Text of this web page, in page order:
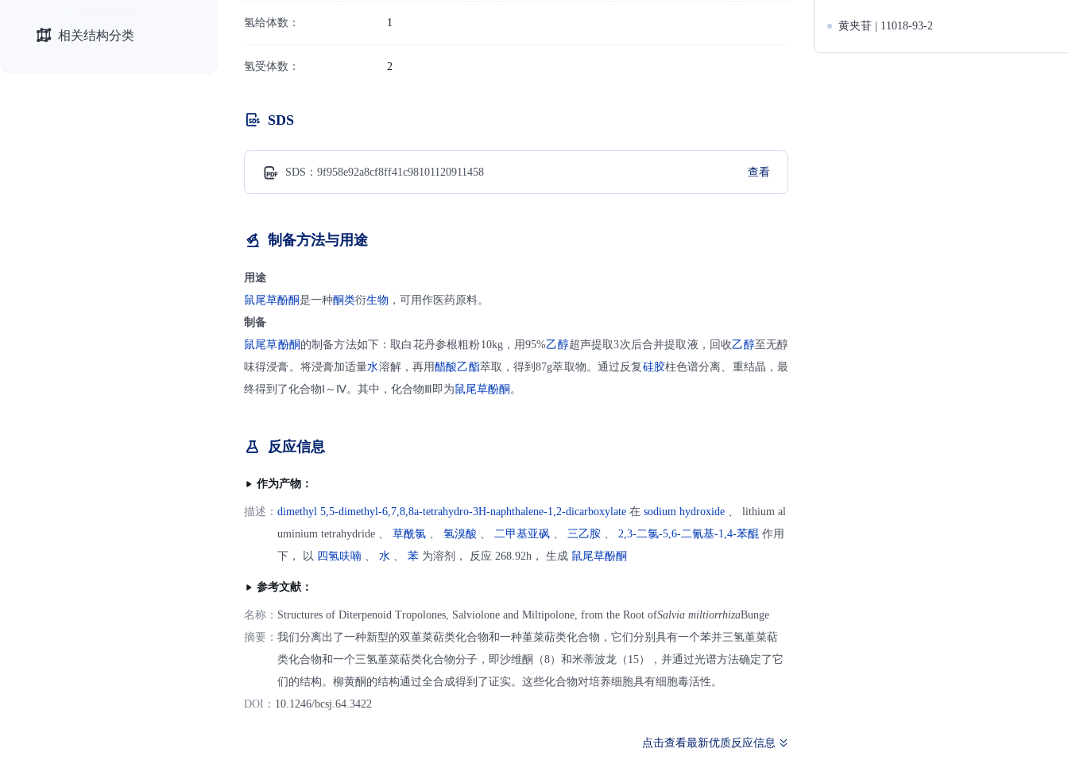
相关结构分类
氢给体数： 1
氢受体数： 2
SDS
SDS：9f958e92a8cf8ff41c98101120911458 查看
制备方法与用途
用途
鼠尾草酚酮是一种酮类衍生物 ，可用作医药原料。
制备
鼠尾草酚酮 的制备方法如下：取白花丹参根粗粉10kg，用95%乙醇超声提取3次后合并提取液，回收乙醇至无醇
味得浸膏。将浸膏加适量水溶解，再用醋酸乙酯萃取，得到87g萃取物。通过反复 硅胶柱色谱分离、重结晶，最
终得到了化合物Ⅰ～Ⅳ。其中，化合物Ⅲ即为鼠尾草酚酮 。
反应信息
作为产物：
描述： dimethyl 5,5-dimethyl-6,7,8,8a-tetrahydro-3H-naphthalene-1,2-dicarboxylate 在 sodium hydroxide 、 lithium al
uminium tetrahydride 、 草酰氯 、 氢溴酸 、 二甲基亚砜 、 三乙胺 、 2,3-二氯-5,6-二氰基-1,4-苯醌 作用
下， 以 四氢呋喃 、 水 、 苯 为溶剂， 反应 268.92h， 生成 鼠尾草酚酮
参考文献：
名称： Structures of Diterpenoid Tropolones, Salviolone and Miltipolone, from the Root ofSalvia miltiorrhizaBunge
摘要： 我们分离出了一种新型的双堇菜萜类化合物和一种堇菜萜类化合物，它们分别具有一个苯并三氢堇菜萜
类化合物和一个三氢堇菜萜类化合物分子，即沙维酮（8）和米蒂波龙（15），并通过光谱方法确定了它
们的结构。柳黄酮的结构通过全合成得到了证实。这些化合物对培养细胞具有细胞毒活性。
DOI： 10.1246/bcsj.64.3422
点击查看最新优质反应信息
黄夹苷 | 11018-93-2